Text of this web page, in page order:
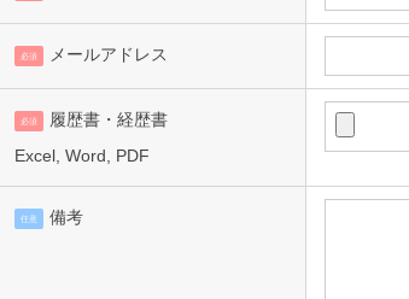
必須 メールアドレス
必須
履歴書・経歴書
Excel, Word, PDF
任意 備考